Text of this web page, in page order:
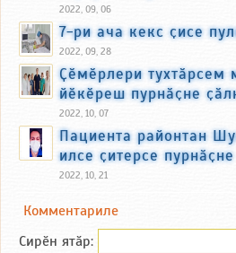
2022, 09, 06
7-ри ача кекс ҫисе
2022, 09, 28
Ҫӗмӗрлери тухтӑрсем
йӗкӗреш пурнӑҫне
2022, 10, 07
Пациента районтан
илсе ҫитерсе
2022, 10, 21
Комментариле
Сирӗн ятӑp: